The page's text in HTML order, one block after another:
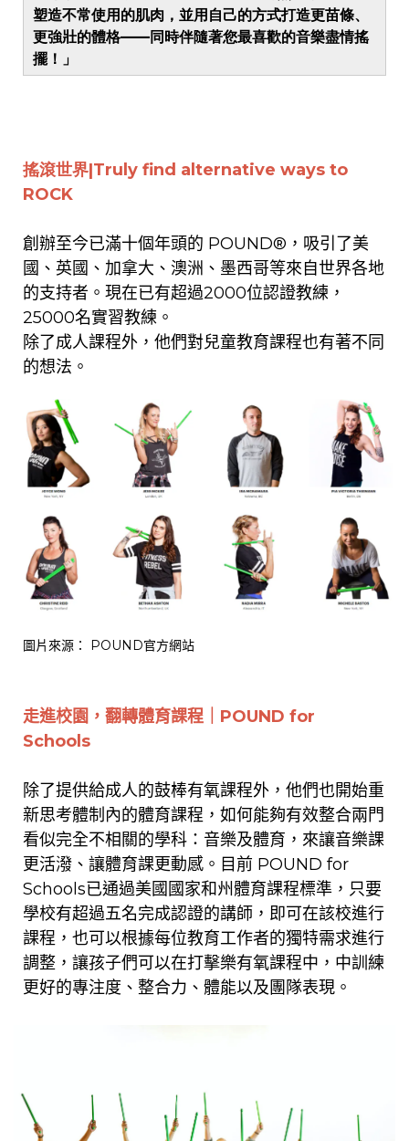
塑造不常使用的肌肉，並用自己的方式打造更苗條、
更強壯的體格——同時伴隨著您最喜歡的音樂盡情搖
擺！」
搖滾世界|Truly find alternative ways to
ROCK
創辦至今已滿十個年頭的 POUND® ， 吸引了美
國、英國、加拿大、澳洲、墨西哥等來自世界各地
的支持者。 現在已有超過2000位認證教練，
25000名實習教練 。
除了成人課程外，他們對兒童教育課程也有著不同
的想法。
圖片來源： POUND官方網站
走進校園，翻轉體育課程｜ POUND for
Schools
除了提供給成人的鼓棒有氧課程外，他們也開始重
新思考體制內的體育課程，如何能夠有效整合兩門
看似完全不相關的學科： 音樂及體育 ， 來讓音樂課
更活潑、讓體育課更動感。 目前 POUND for
Schools已通過美國國家和州體育課程標準，只要
學校有超過五名完成認證的講師，即可在該校進行
課程 ，也可以根據每位教育工作者的獨特需求進行
調整，讓孩子們可以在打擊樂有氧課程中， 中訓練
更好的專注度、整合力、 體能以及團隊表現。